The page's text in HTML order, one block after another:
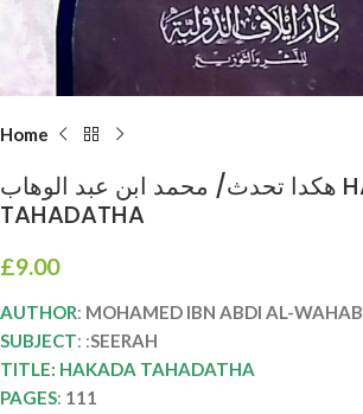
Home
هكدا تحدث/ محمد ابن عبد الوهاب HAKADA
TAHADATHA
£9.00
AUTHOR: MOHAMED IBN ABDI AL-WAHAB
SUBJECT: :SEERAH
TITLE: HAKADA TAHADATHA
PAGES: 111